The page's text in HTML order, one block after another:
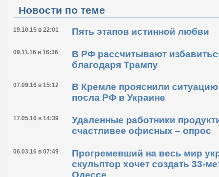
Пять этапов истинной любви
09.11.16 в 16:36
В РФ рассчитывают
благодаря Трампу
07.09.16 в 15:12
В Кремле прояснили ситуацию
посла РФ в Украине
17.05.16 в 14:39
Удаленные работники
счастливее офисных – опрос